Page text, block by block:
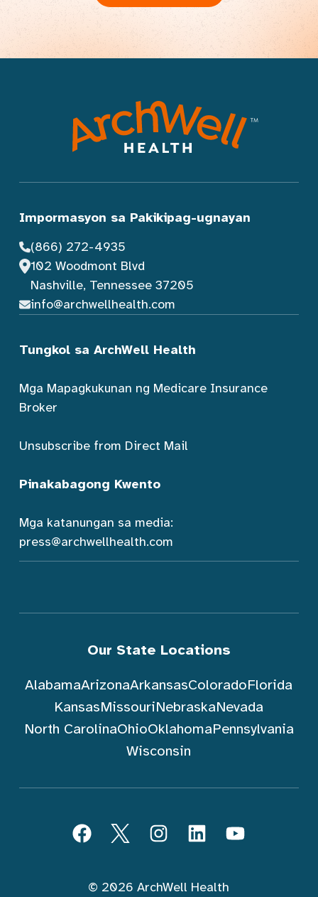
Impormasyon sa Pakikipag-ugnayan
(866) 272-4935
102 Woodmont Blvd
Nashville, Tennessee 37205
info@archwellhealth.com
Tungkol sa ArchWell Health
Mga Mapagkukunan ng Medicare Insurance
Broker
Unsubscribe from Direct Mail
Pinakabagong Kwento
Mga katanungan sa media:
press@archwellhealth.com
Our State Locations
AlabamaArizonaArkansasColoradoFlorida
KansasMissouriNebraskaNevada
North CarolinaOhioOklahomaPennsylvania
Wisconsin
FacebookTwitterInstagramLinkedInYouTube
© 2026 ArchWell Health